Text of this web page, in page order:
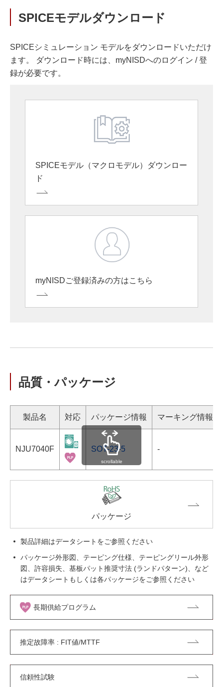
SPICEモデルダウンロード
SPICEシミュレーション モデルをダウンロードいただけ
ます。 ダウンロード時には、myNISDへのログイン / 登
録が必要です。
SPICEモデル（マクロモデル）ダウンロー
ド
myNISDご登録済みの方はこちら
品質・パッケージ
製品名 対応 パッケージ情報 マーキング情報
NJU7040F SOT-23-5 -
scrollable
パッケージ
製品詳細はデータシートをご参照ください
パッケージ外形図、テーピング仕様、テーピングリール外形
図、許容損失、基板パット推奨寸法 (ランドパターン)、など
はデータシートもしくは各パッケージをご参照ください
長期供給プログラム
推定故障率 : FIT値/MTTF
信頼性試験